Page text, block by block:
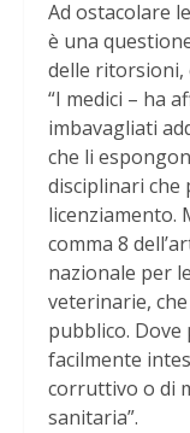
Ad ostacolare
è una
delle ritorsioni,
“I medici – ha
imbavagliati
che li
disciplinari che
licenziamento.
comma 8
nazionale per
veterinarie,
pubblico.
facilmente
corruttivo o di
sanitaria”.